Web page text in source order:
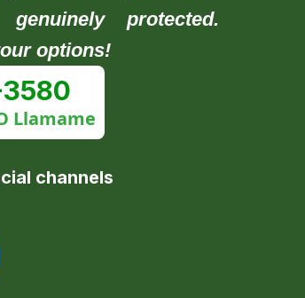
protected.
options!
Llamame
channels